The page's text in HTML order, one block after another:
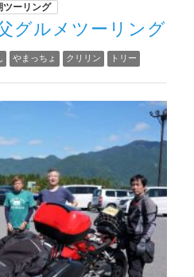
ツーリング
グルメツーリング
やまっちょ クリリン トリー